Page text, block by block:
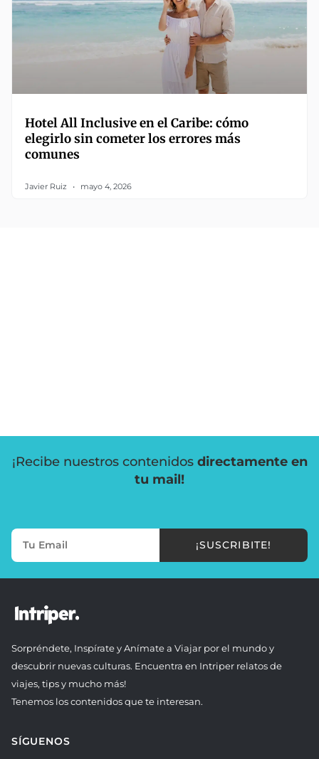
Hotel All Inclusive en el Caribe: cómo
elegirlo sin cometer los errores más
comunes
Javier Ruiz mayo 4, 2026
¡Recibe nuestros contenidos directamente en
tu mail!
¡SUSCRIBITE!
Sorpréndete, Inspírate y Anímate a Viajar por el mundo y
descubrir nuevas culturas. Encuentra en Intriper relatos de
viajes, tips y mucho más!
Tenemos los contenidos que te interesan.
SÍGUENOS